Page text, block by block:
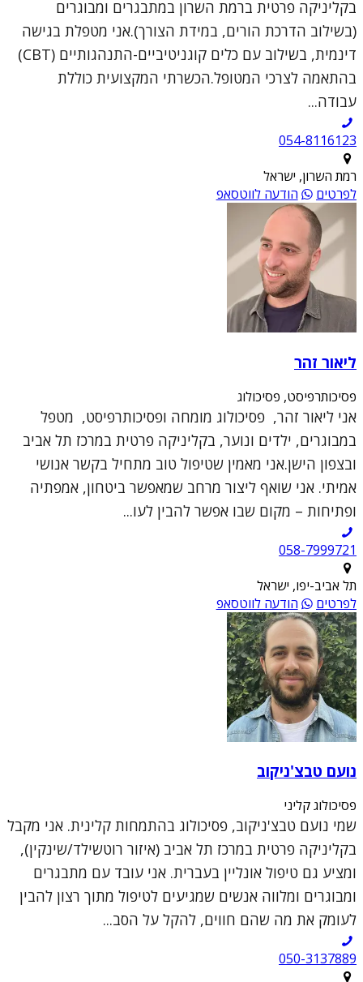
בקליניקה פרטית ברמת השרון במתבגרים ומבוגרים
(בשילוב הדרכת הורים, במידת הצורך).אני מטפלת בגישה
דינמית, בשילוב עם כלים קוגניטיביים-התנהגותיים (CBT)
בהתאמה לצרכי המטופל.הכשרתי המקצועית כוללת
עבודה...
054-8116123
רמת השרון, ישראל
לפרטים
הודעה לווטסאפ
ליאור זהר
פסיכותרפיסט, פסיכולוג
אני ליאור זהר, פסיכולוג מומחה ופסיכותרפיסט, מטפל
במבוגרים, ילדים ונוער, בקליניקה פרטית במרכז תל אביב
ובצפון הישן.אני מאמין שטיפול טוב מתחיל בקשר אנושי
אמיתי. אני שואף ליצור מרחב שמאפשר ביטחון, אמפתיה
ופתיחות – מקום שבו אפשר להבין לעו...
תל אביב-יפו, ישראל
לפרטים
הודעה לווטסאפ
נועם טבצ'ניקוב
פסיכולוג קליני
שמי נועם טבצ'ניקוב, פסיכולוג בהתמחות קלינית. אני מקבל
בקליניקה פרטית במרכז תל אביב (איזור רוטשילד/שינקין),
ומציע גם טיפול אונליין בעברית. אני עובד עם מתבגרים
ומבוגרים ומלווה אנשים שמגיעים לטיפול מתוך רצון להבין
לעומק את מה שהם חווים, להקל על הסב...
050-3137889